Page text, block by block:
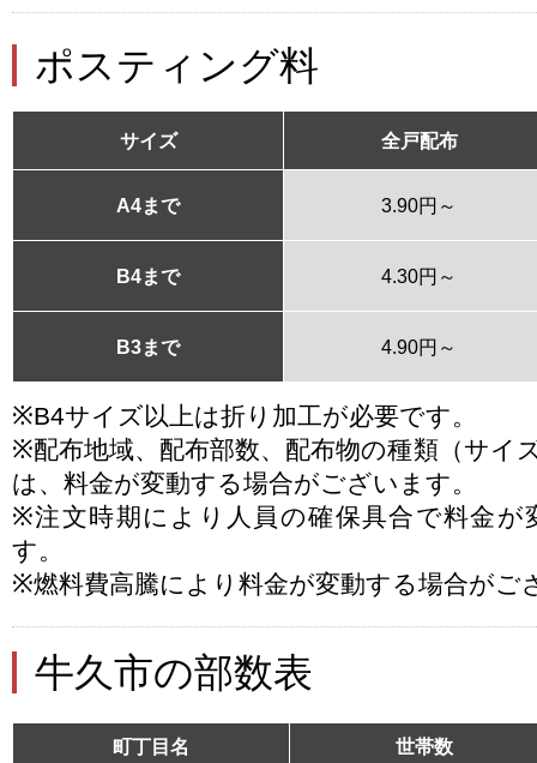
ポスティング料
サイズ 全戸配布
A4まで 3.90円～
B4まで 4.30円～
B3まで 4.90円～
※B4サイズ以上は折り加工が必要です。
※配布地域、配布部数、配布物の種類（サイ
は、料金が変動する場合がございます。
※注文時期により人員の確保具合で料金が
す。
※燃料費高騰により料金が変動する場合がご
牛久市の部数表
町丁目名 世帯数